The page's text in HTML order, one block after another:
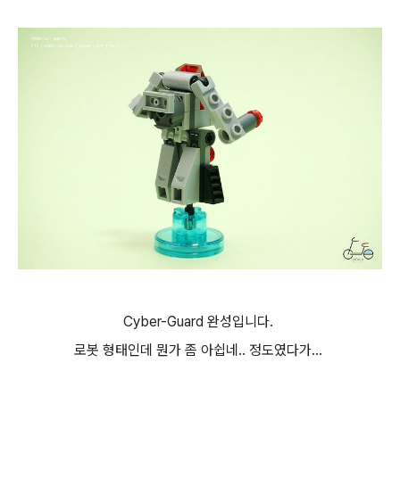
Cyber-Guard 완성입니다.
로봇 형태인데 뭔가 좀 아쉽네.. 정도였다가...